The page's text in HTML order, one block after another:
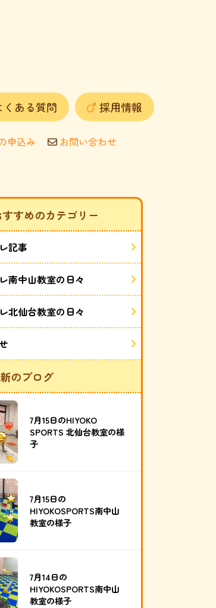
くある質問 採用情報
申込み お問い合わせ
すすめのカテゴリー
記事
南中山教室の日々
北仙台教室の日々
のブログ
7月15日のHIYOKO
SPORTS 北仙台教室の様
子
7月15日の
HIYOKOSPORTS南中山
教室の様子
7月14日の
HIYOKOSPORTS南中山
教室の様子